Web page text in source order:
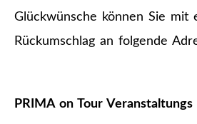
Glückwünsche können Sie mit
Rückumschlag an folgende
PRIMA on Tour Veranstaltungs